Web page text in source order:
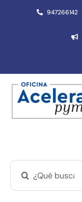
947266142